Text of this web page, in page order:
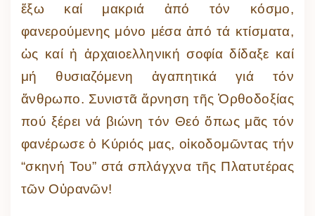
ἔξω καί μακριά ἀπό τόν κόσμο,
φανερούμενης μόνο μέσα ἀπό τά κτίσματα,
ὡς καί ἡ ἀρχαιοελληνική σοφία δίδαξε καί
μή θυσιαζόμενη ἀγαπητικά γιά τόν
ἄνθρωπο. Συνιστᾶ ἄρνηση τῆς Ὀρθοδοξίας
πού ξέρει νά βιώνη τόν Θεό ὅπως μᾶς τόν
φανέρωσε ὁ Κύριός μας, οἰκοδομῶντας τήν
“σκηνή Του” στά σπλάγχνα τῆς Πλατυτέρας
τῶν Οὐρανῶν!